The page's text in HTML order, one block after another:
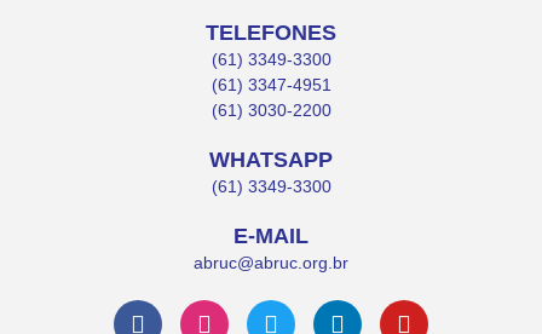
TELEFONES
(61) 3349-3300
(61) 3347-4951
(61) 3030-2200
WHATSAPP
(61) 3349-3300
E-MAIL
abruc@abruc.org.br